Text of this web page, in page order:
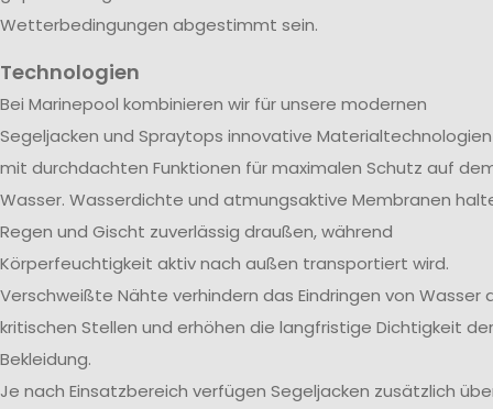
Wetterbedingungen abgestimmt sein.
Technologien
Bei Marinepool kombinieren wir für unsere modernen
Segeljacken und Spraytops innovative Materialtechnologien
mit durchdachten Funktionen für maximalen Schutz auf
Wasser. Wasserdichte und atmungsaktive Membranen
Regen und Gischt zuverlässig draußen, während
Körperfeuchtigkeit aktiv nach außen transportiert wird.
Verschweißte Nähte verhindern das Eindringen von Wasser
kritischen Stellen und erhöhen die langfristige Dichtigkeit der
Bekleidung.
Je nach Einsatzbereich verfügen Segeljacken zusätzlich